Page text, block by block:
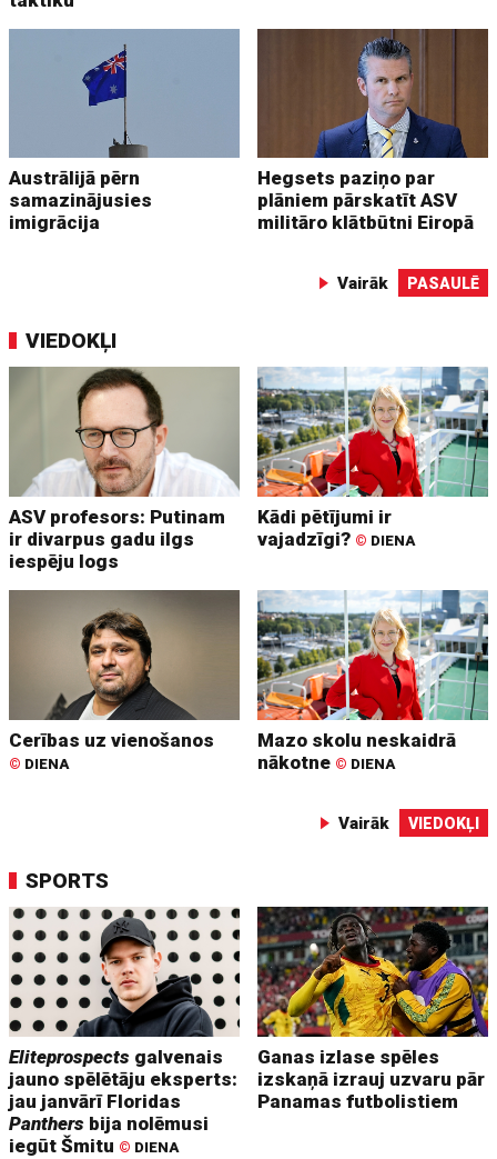
Austrālijā pērn
samazinājusies
imigrācija
Hegsets paziņo par
plāniem pārskatīt ASV
militāro klātbūtni Eiropā
Vairāk PASAULĒ
VIEDOKĻI
ASV profesors: Putinam
ir divarpus gadu ilgs
iespēju logs
Kādi pētījumi ir
vajadzīgi? © DIENA
Cerības uz vienošanos
© DIENA
Mazo skolu neskaidrā
nākotne © DIENA
Vairāk VIEDOKĻI
SPORTS
Eliteprospects galvenais
jauno spēlētāju eksperts:
jau janvārī Floridas
Panthers bija nolēmusi
iegūt Šmitu © DIENA
Ganas izlase spēles
izskaņā izrauj uzvaru pār
Panamas futbolistiem